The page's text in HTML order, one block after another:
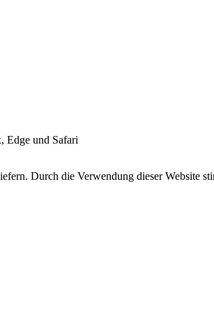
Edge und Safari
Durch die Verwendung dieser Website